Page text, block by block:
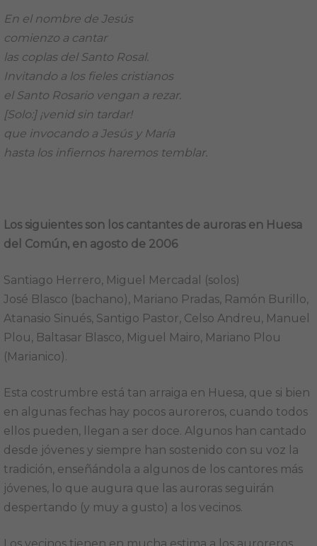
En el nombre de Jesús
comienzo a cantar
las coplas del Santo Rosal.
Invitando a los fieles cristianos
el Santo Rosario vengan a rezar.
[Solo:] ¡venid sin tardar!
que invocando a Jesús y María
hasta los infiernos haremos temblar.
Los siguientes son los cantantes de auroras en Huesa
del Común, en agosto de 2006
Santiago Herrero, Miguel Mercadal (solos)
José Blasco (bachano), Mariano Pradas, Ramón Burillo,
Atanasio Sinués, Santigo Pastor, Celso Andreu, Manuel
Plou, Baltasar Blasco, Miguel Mairo, Mariano Plou
(Marianico).
Esta costrumbre está tan arraiga en Huesa, que si bien
en algunas fechas hay pocos auroreros, cuando todos
ellos pueden, llegan a ser doce. Algunos han cantado
desde jóvenes y siempre han sostenido con su voz la
tradición, enseñándola a algunos de los cantores más
jóvenes, lo que augura que las auroras seguirán
despertando (y muy a gusto) a los vecinos.